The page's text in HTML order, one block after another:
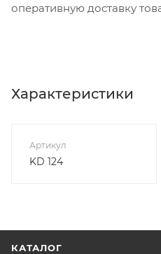
оперативную доставку
Характеристики
Артикул
KD 124
КАТАЛОГ